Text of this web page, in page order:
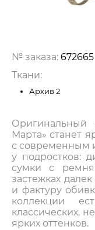
№ заказа: 672665
Ткани:
Архив 2
Марта» станет
с современным
у подростков:
сумки с
застежках
и фактуру
коллекции
классических,
ярких оттенков.